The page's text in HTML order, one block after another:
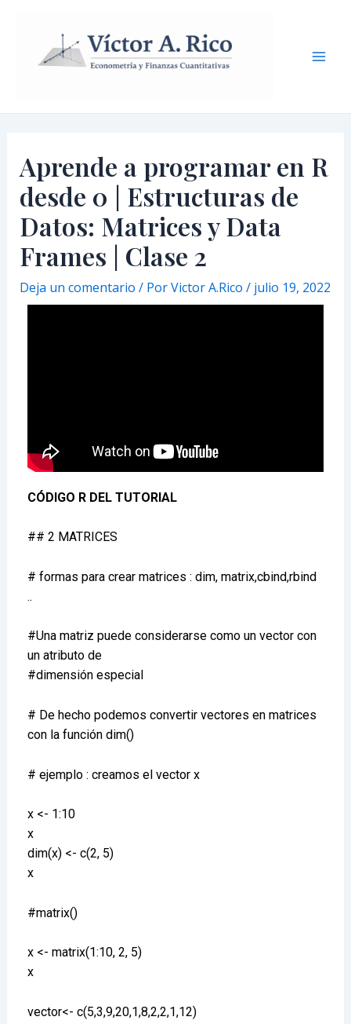
contenido
Aprende a programar en R
desde 0 | Estructuras de
Datos: Matrices y Data
Frames | Clase 2
Deja un comentario / PorVictor A.Rico / julio 19, 2022
CÓDIGO R DEL TUTORIAL
## 2 MATRICES
# formas para crear matrices : dim, matrix,cbind,rbind
..
#Una matriz puede considerarse como un vector con
un atributo de
#dimensión especial
# De hecho podemos convertir vectores en matrices
con la función dim()
# ejemplo : creamos el vector x
x <- 1:10
x
dim(x) <- c(2, 5)
x
#matrix()
x <- matrix(1:10, 2, 5)
x
vector<- c(5,3,9,20,1,8,2,2,1,12)
entradas